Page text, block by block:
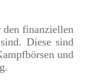
finanziellen
Diese sind
und